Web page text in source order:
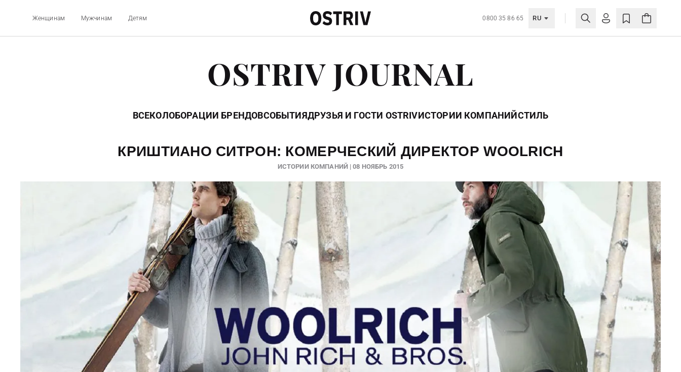
Женщинам Мужчинам Детям 0800 35 86 65 RU
OSTRIV JOURNAL
ВСЕКОЛОБОРАЦИИ БРЕНДОВСОБЫТИЯДРУЗЬЯ И ГОСТИ OSTRIVИСТОРИИ КОМПАНИЙСТИЛЬ
КРИШТИАНО СИТРОН: КОМЕРЧЕСКИЙ ДИРЕКТОР WOOLRICH
ИСТОРИИ КОМПАНИЙ | 08 НОЯБРЬ 2015